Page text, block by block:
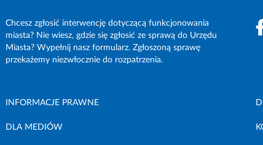
Chcesz zgłosić interwencję dotyczącą funkcjonowania
miasta? Nie wiesz, gdzie się zgłosić ze sprawą do Urzędu
Miasta? Wypełnij nasz formularz. Zgłoszoną sprawę
przekażemy niezwłocznie do rozpatrzenia.
INFORMACJE PRAWNE
DLA MEDIÓW